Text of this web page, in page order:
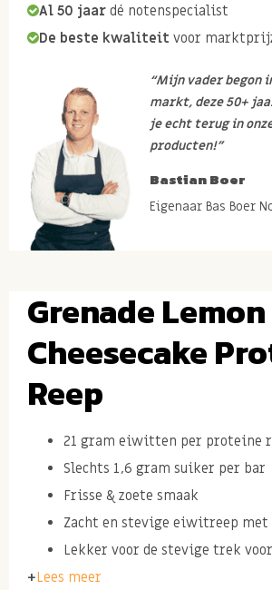
Al 50 jaar dé notenspecialist
De beste kwaliteit voor
“Mijn vader begon
markt, deze 50+
je echt terug in
producten!”
Bastian Boer
Eigenaar Bas Boer
Grenade Lemon
Cheesecake
Reep
21 gram eiwitten per proteine
Slechts 1,6 gram suiker per bar
Frisse & zoete smaak
Zacht en stevige eiwitreep
Lekker voor de stevige trek
Lees meer